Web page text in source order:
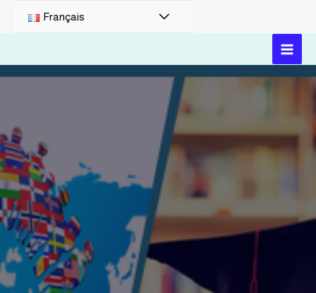
Français